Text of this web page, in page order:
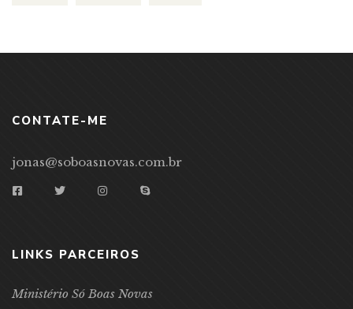
CONTATE-ME
jonas@soboasnovas.com.br
LINKS PARCEIROS
Ministério Só Boas Novas